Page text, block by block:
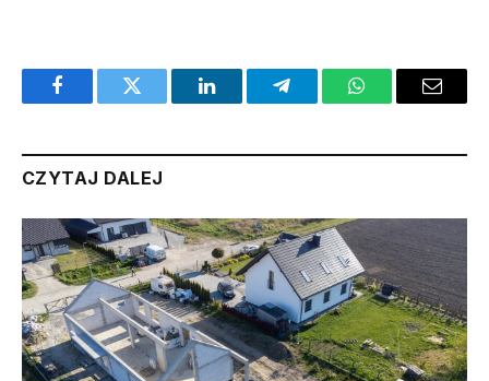
FacebookTwitter LinkedInTelegramWhatsAppEmail
CZYTAJ DALEJ